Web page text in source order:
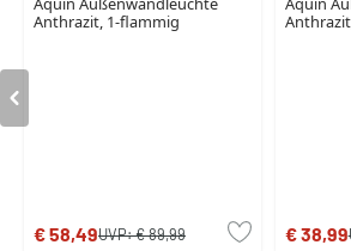
Anthrazit, 1-flammig
€ 58,49UVP:€ 89,99 € 38,99